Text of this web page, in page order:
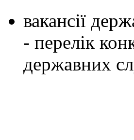
вакансії
- перелік
державних